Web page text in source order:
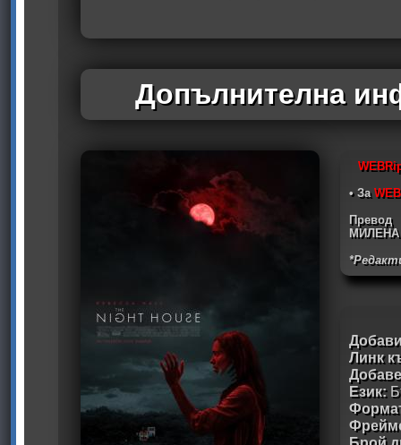
Допълнителна
• За WEB
Превод
Линк
Език: